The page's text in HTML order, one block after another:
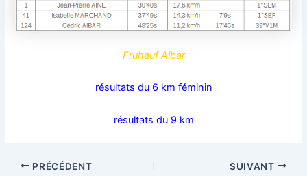
Fruhauf Aibar
résultats du 6 km féminin
résultats du 9 km
PRÉCÉDENT SUIVANT